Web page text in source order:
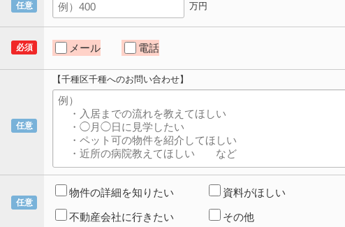
任意 万円
必須 メール 電話
任意
【千種区千種へのお問い合わせ】
任意
物件の詳細を知りたい 資料がほしい
不動産会社に行きたい その他